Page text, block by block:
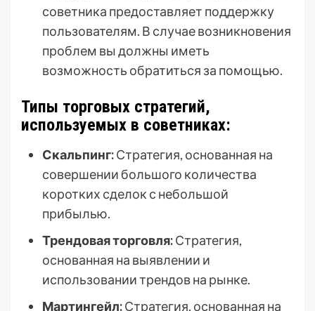
советника предоставляет поддержку
пользователям. В случае возникновения
проблем вы должны иметь
возможность обратиться за помощью.
Типы торговых стратегий,
используемых в советниках:
Скальпинг:Стратегия, основанная на
совершении большого количества
коротких сделок с небольшой
прибылью.
Трендовая торговля:Стратегия,
основанная на выявлении и
использовании трендов на рынке.
Мартингейл:Стратегия, основанная на